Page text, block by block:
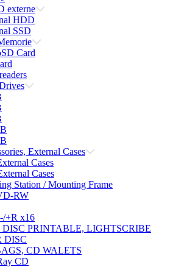
externe
HDD
SSD
Card
External Cases
Cases
Cases
Station / Mounting Frame
RW
+R x16
PRINTABLE, LIGHTSCRIBE
DISC
CD WALETS
CD